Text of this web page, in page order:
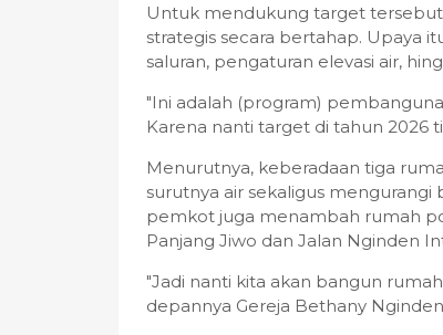
Untuk mendukung target
strategis secara bertahap. Upaya
saluran, pengaturan elevasi air,
"Ini adalah (program)
Karena nanti target di tahun 2026
Menurutnya, keberadaan tiga
surutnya air sekaligus
pemkot juga menambah rumah
Panjang Jiwo dan Jalan Nginden
"Jadi nanti kita akan bangun
depannya Gereja Bethany